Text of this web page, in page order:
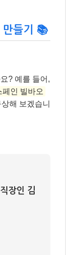
만들기 📚
? 예를 들어,
인 빌바오
해 보겠습니
장인 김